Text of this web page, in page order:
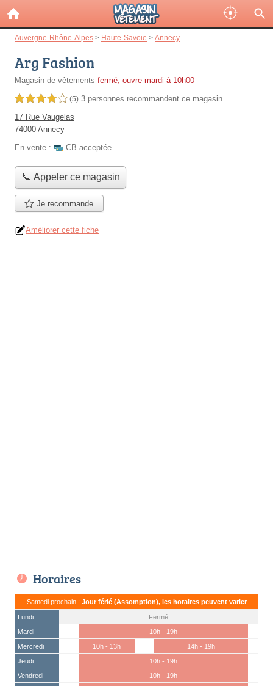
Auvergne-Rhône-Alpes > Haute-Savoie > Annecy
Arg Fashion
Magasin de vêtements fermé, ouvre mardi à 10h00
4,0 étoiles sur 5 (5) 3 personnes recommandent ce magasin.
17 Rue Vaugelas
74000 Annecy
En vente :
CB acceptée
📞 Appeler ce magasin
Je recommande
Améliorer cette fiche
Horaires
Samedi prochain : Jour férié (Assomption), les horaires peuvent varier
Lundi
Fermé
Mardi
10h - 19h
Mercredi
10h - 13h
14h - 19h
Jeudi
10h - 19h
Vendredi
10h - 19h